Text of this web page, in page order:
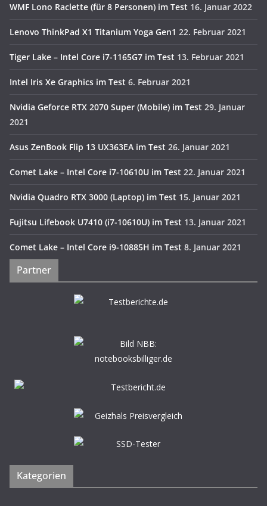
WMF Lono Raclette (für 8 Personen) im Test 16. Januar 2022
Lenovo ThinkPad X1 Titanium Yoga Gen1 22. Februar 2021
Tiger Lake – Intel Core i7-1165G7 im Test 13. Februar 2021
Intel Iris Xe Graphics im Test 6. Februar 2021
Nvidia Geforce RTX 2070 Super (Mobile) im Test 29. Januar
2021
Asus ZenBook Flip 13 UX363EA im Test 26. Januar 2021
Comet Lake – Intel Core i7-10610U im Test 22. Januar 2021
Nvidia Quadro RTX 3000 (Laptop) im Test 15. Januar 2021
Fujitsu Lifebook U7410 (i7-10610U) im Test 13. Januar 2021
Comet Lake – Intel Core i9-10885H im Test 8. Januar 2021
Partner
Kategorien